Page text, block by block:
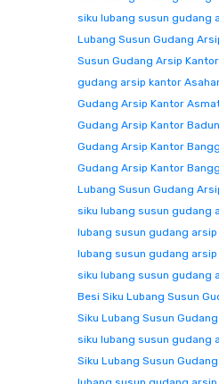
siku lubang susun gudang
Lubang Susun Gudang
Susun Gudang Arsip
gudang arsip kantor
Gudang Arsip Kantor
Gudang Arsip Kantor
Gudang Arsip Kantor
Gudang Arsip Kantor
Lubang Susun Gudang
siku lubang susun gudang
lubang susun gudang
lubang susun gudang
siku lubang susun gudang
Besi Siku Lubang Susun
Siku Lubang Susun
siku lubang susun gudang
Siku Lubang Susun